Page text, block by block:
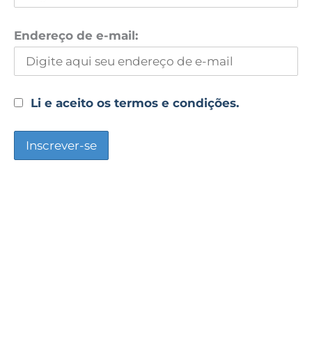
Endereço de e-mail:
Li e aceito os termos e condições.